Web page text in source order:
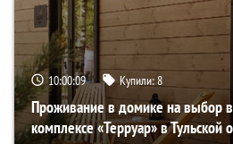
10:00:08 Купили:8
Проживание в домике на выбор
комплексе «Терруар» в Тульской